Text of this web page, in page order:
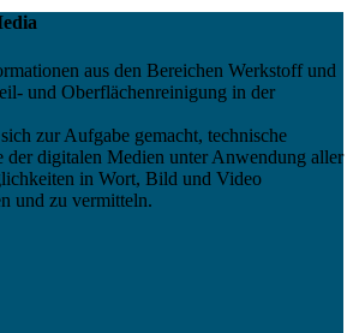
aus den Bereichen Werkstoff und
und Oberflächenreinigung in der
zur Aufgabe gemacht, technische
digitalen Medien unter Anwendung aller
in Wort, Bild und Video
und zu vermitteln.